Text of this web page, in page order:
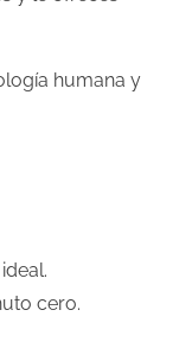
humana y
cero.